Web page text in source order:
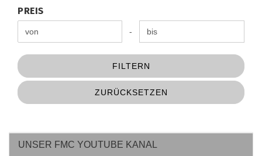
PREIS
PREIS
Preis bis -
FILTERN
ZURÜCKSETZEN
UNSER FMC YOUTUBE KANAL